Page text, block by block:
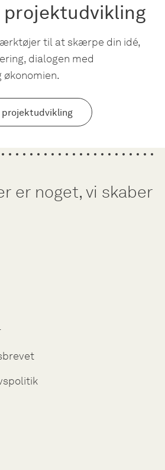
projektudvikling
til at skærpe din idé,
dialogen med
økonomien.
projektudvikling
er noget, vi skaber